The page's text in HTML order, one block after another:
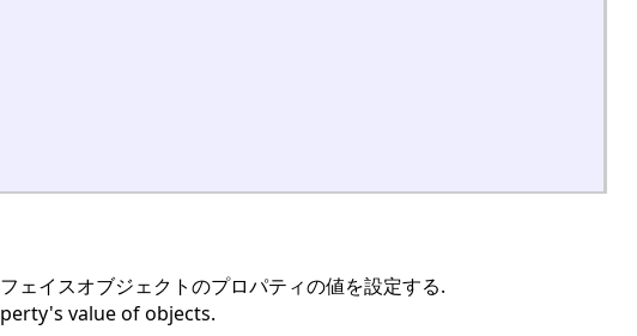
ェイスオブジェクトのプロパティの値を設定する.
value of objects.